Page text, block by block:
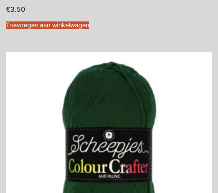
€3.50
Toevoegen aan winkelwagen